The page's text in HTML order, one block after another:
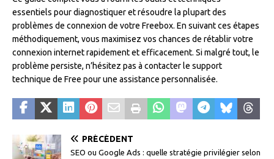
essentiels pour diagnostiquer et résoudre la plupart des
problèmes de connexion de votre Freebox. En suivant ces étapes
méthodiquement, vous maximisez vos chances de rétablir votre
connexion internet rapidement et efficacement. Si malgré tout, le
problème persiste, n’hésitez pas à contacter le support
technique de Free pour une assistance personnalisée.
PRÉCÉDENT
SEO ou Google Ads : quelle stratégie privilégier selon